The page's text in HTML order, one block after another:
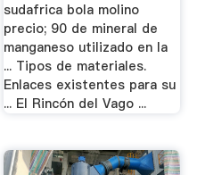
sudafrica bola molino
precio; 90 de mineral de
manganeso utilizado en la
... Tipos de materiales.
Enlaces existentes para su
... El Rincón del Vago ...